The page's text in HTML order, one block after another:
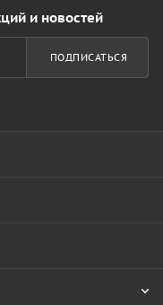
и новостей
ПОДПИСАТЬСЯ